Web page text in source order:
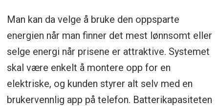
Man kan da velge å bruke den oppsparte
energien når man finner det mest lønnsomt eller
selge energi når prisene er attraktive. Systemet
skal være enkelt å montere opp for en
elektriske, og kunden styrer alt selv med en
brukervennlig app på telefon. Batterikapasiteten